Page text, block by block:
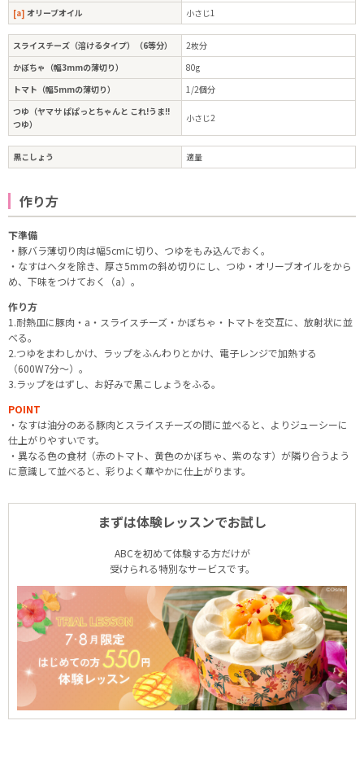
[a] オリーブオイル 小さじ1
スライスチーズ（溶けるタイプ）（6等分）
2枚分
かぼちゃ（幅3mmの薄切り）
80g
トマト（幅5mmの薄切り）
1/2個分
つゆ（ヤマサ ぱぱっとちゃんと これ!うま!!
つゆ）
小さじ2
黒こしょう 適量
作り方
下準備
・豚バラ薄切り肉は幅5cmに切り、つゆをもみ込んでおく。
・なすはヘタを除き、厚さ5mmの斜め切りにし、つゆ・オリーブオイルをから
め、下味をつけておく（a）。
作り方
1.耐熱皿に豚肉・a・スライスチーズ・かぼちゃ・トマトを交互に、放射状に並
べる。
2.つゆをまわしかけ、ラップをふんわりとかけ、電子レンジで加熱する
（600W7分～）。
3.ラップをはずし、お好みで黒こしょうをふる。
POINT
・なすは油分のある豚肉とスライスチーズの間に並べると、よりジューシーに
仕上がりやすいです。
・異なる色の食材（赤のトマト、黄色のかぼちゃ、紫のなす）が隣り合うよう
に意識して並べると、彩りよく華やかに仕上がります。
まずは体験レッスンでお試し
ABCを初めて体験する方だけが
受けられる特別なサービスです。